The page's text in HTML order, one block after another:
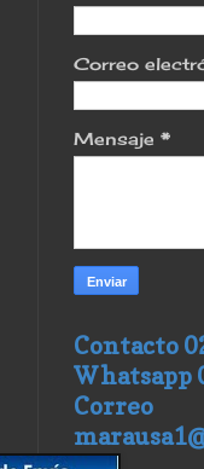
Correo
Mensaje *
Contacto
Whatsapp
Correo